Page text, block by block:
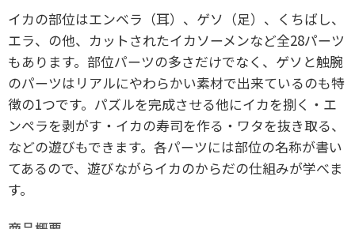
イカの部位はエンベラ（耳）、ゲソ（足）、くちばし、
エラ、の他、カットされたイカソーメンなど全28パーツ
もあります。部位パーツの多さだけでなく、ゲソと触腕
のパーツはリアルにやわらかい素材で出来ているのも特
徴の1つです。パズルを完成させる他にイカを捌く・エ
ンペラを剥がす・イカの寿司を作る・ワタを抜き取る、
などの遊びもできます。各パーツには部位の名称が書い
てあるので、遊びながらイカのからだの仕組みが学べま
す。